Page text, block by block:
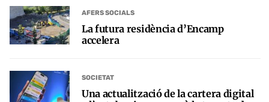
AFERS SOCIALS
La futura residència d’Encamp
accelera
SOCIETAT
Una actualització de la cartera digital